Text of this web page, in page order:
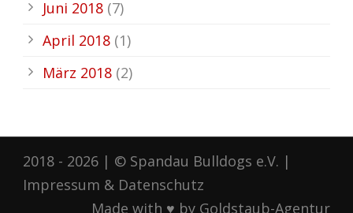
Juni 2018 (7)
April 2018 (1)
März 2018 (2)
2018 - 2026 | © Spandau Bulldogs e.V. |
Impressum & Datenschutz
Made with ♥ by Goldstaub-Agentur